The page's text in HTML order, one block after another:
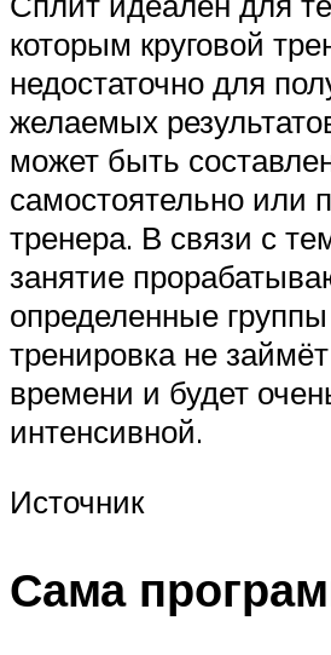
которым круговой
недостаточно для
желаемых
может быть
самостоятельно или
тренера. В связи с
занятие
определенные
тренировка не
времени и будет
интенсивной.
Источник
Сама